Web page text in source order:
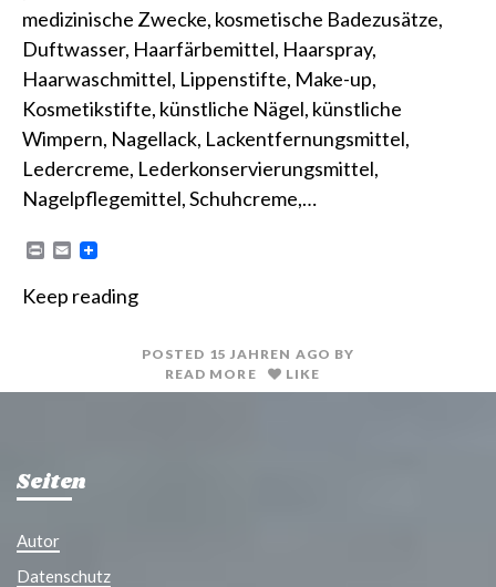
medizinische Zwecke, kosmetische Badezusätze,
Duftwasser, Haarfärbemittel, Haarspray,
Haarwaschmittel, Lippenstifte, Make-up,
Kosmetikstifte, künstliche Nägel, künstliche
Wimpern, Nagellack, Lackentfernungsmittel,
Ledercreme, Lederkonservierungsmittel,
Nagelpflegemittel, Schuhcreme,…
P
n
E
i
Keep reading
POSTED 15 JAHREN AGO BY
READ MORE
LIKE
Seiten
Autor
Datenschutz